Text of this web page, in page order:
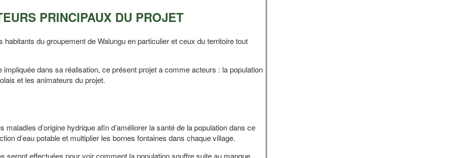
PRINCIPAUX DU PROJET
du groupement de Walungu en particulier et ceux du territoire tout
dans sa réalisation, ce présent projet a comme acteurs : la population
et les animateurs du projet.
maladies d’origine hydrique afin d’améliorer la santé de la population dans ce
d’eau potable et multiplier les bornes fontaines dans chaque village.
seront effectuées pour voir comment la population souffre suite au manque